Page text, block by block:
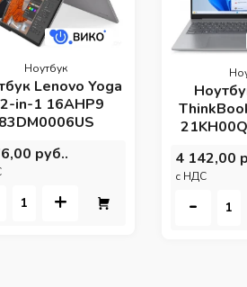
Ноутбук
Lenovo Yoga
in-1 16AHP9
83DM0006US
руб..
+
4 142,00
c НДС
-